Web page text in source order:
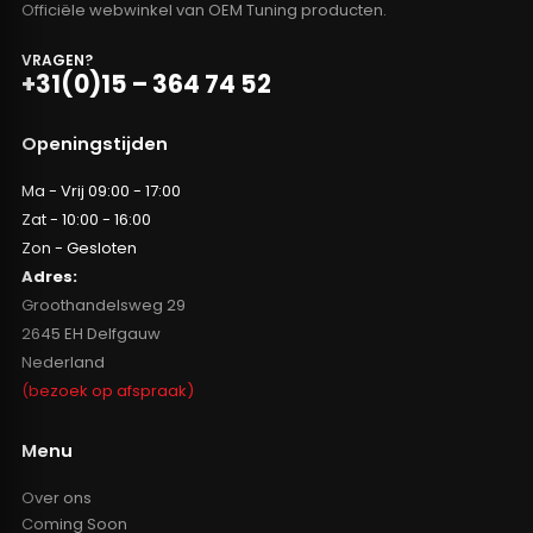
Officiële webwinkel van OEM Tuning producten.
VRAGEN?
+31(0)15 – 364 74 52
Openingstijden
Ma - Vrij 09:00 - 17:00
Zat - 10:00 - 16:00
Zon - Gesloten
Adres:
Groothandelsweg 29
2645 EH Delfgauw
Nederland
(bezoek op afspraak)
Menu
Over ons
Coming Soon